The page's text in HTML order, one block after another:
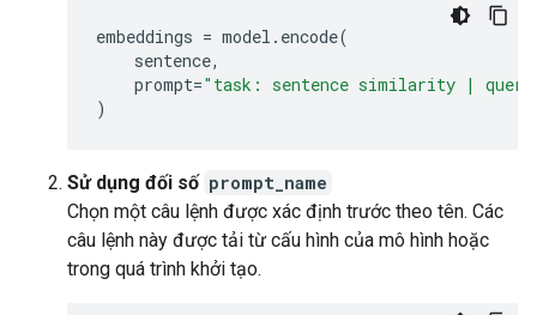
embeddings = model . encode(
sentence,
prompt="task: sentence similarity |
)
Sử dụng đối số prompt_name
Chọn một câu lệnh được xác định trước theo tên. Các
câu lệnh này được tải từ cấu hình của mô hình hoặc
trong quá trình khởi tạo.